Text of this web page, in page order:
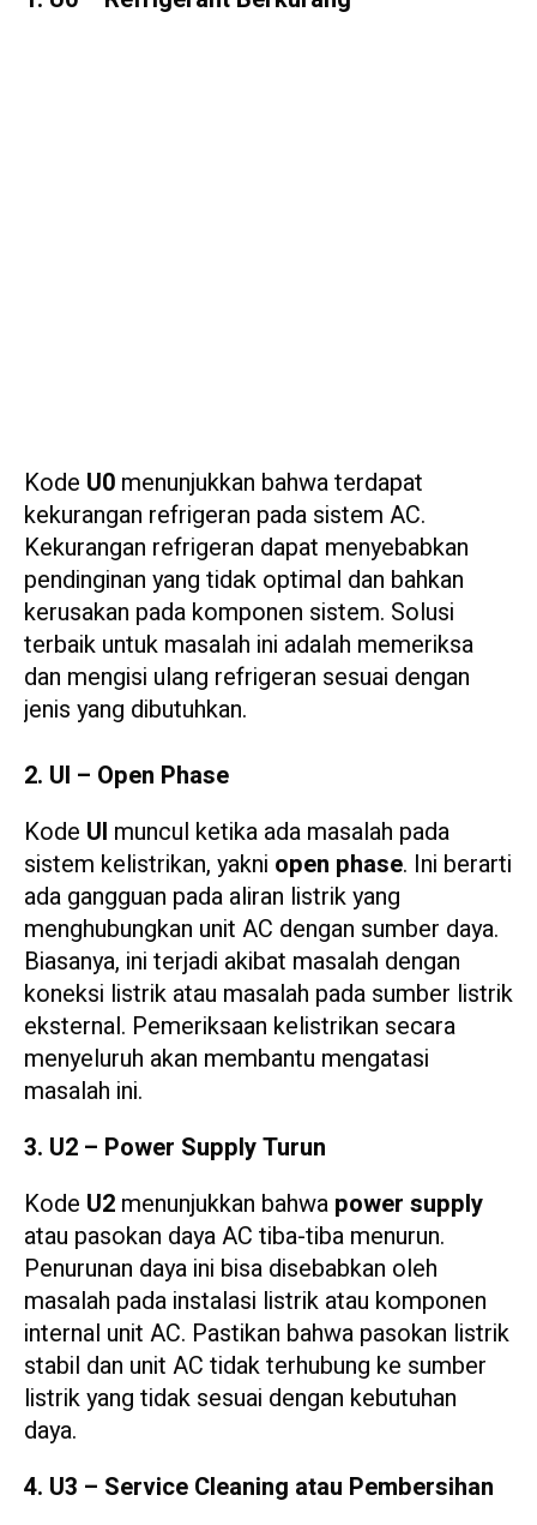
Kode U0 menunjukkan bahwa terdapat
kekurangan refrigeran pada sistem AC.
Kekurangan refrigeran dapat menyebabkan
pendinginan yang tidak optimal dan bahkan
kerusakan pada komponen sistem. Solusi
terbaik untuk masalah ini adalah memeriksa
dan mengisi ulang refrigeran sesuai dengan
jenis yang dibutuhkan.
2. UI – Open Phase
Kode UI muncul ketika ada masalah pada
sistem kelistrikan, yakni open phase. Ini berarti
ada gangguan pada aliran listrik yang
menghubungkan unit AC dengan sumber daya.
Biasanya, ini terjadi akibat masalah dengan
koneksi listrik atau masalah pada sumber listrik
eksternal. Pemeriksaan kelistrikan secara
menyeluruh akan membantu mengatasi
masalah ini.
3. U2 – Power Supply Turun
Kode U2 menunjukkan bahwa power supply
atau pasokan daya AC tiba-tiba menurun.
Penurunan daya ini bisa disebabkan oleh
masalah pada instalasi listrik atau komponen
internal unit AC. Pastikan bahwa pasokan listrik
stabil dan unit AC tidak terhubung ke sumber
listrik yang tidak sesuai dengan kebutuhan
daya.
4. U3 – Service Cleaning atau Pembersihan